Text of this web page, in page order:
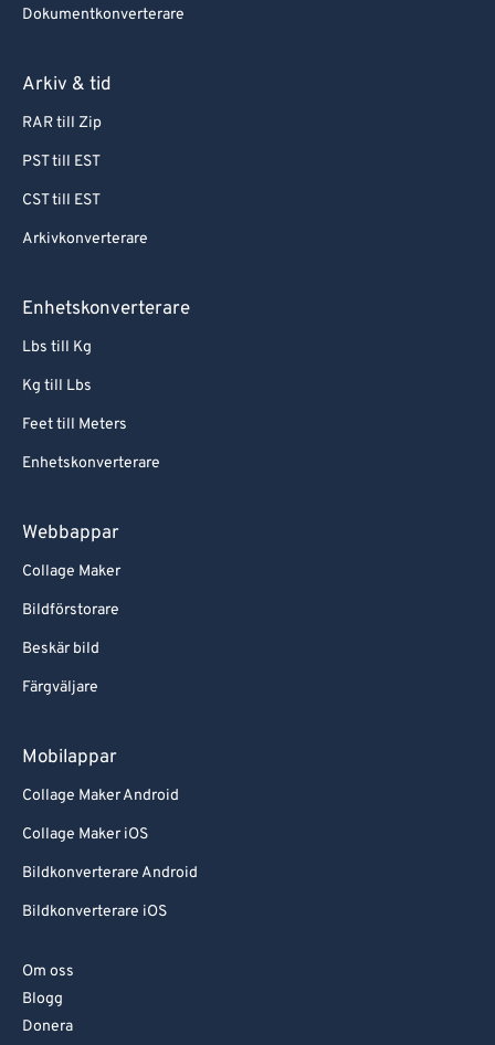
Dokumentkonverterare
Arkiv & tid
RAR till Zip
PST till EST
CST till EST
Arkivkonverterare
Enhetskonverterare
Lbs till Kg
Kg till Lbs
Feet till Meters
Enhetskonverterare
Webbappar
Collage Maker
Bildförstorare
Beskär bild
Färgväljare
Mobilappar
Collage Maker Android
Collage Maker iOS
Bildkonverterare Android
Bildkonverterare iOS
Om oss
Blogg
Donera